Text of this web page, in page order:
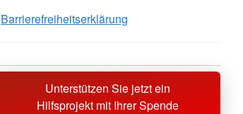
Unterstützen Sie jetzt ein
Hilfsprojekt mit Ihrer Spende
Barrierefreiheitserklärung
Sprache wechseln zu